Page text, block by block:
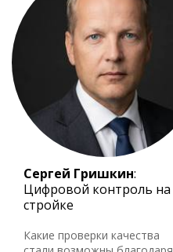
Сергей Гришкин:
Цифровой контроль на
стройке
Какие проверки качества